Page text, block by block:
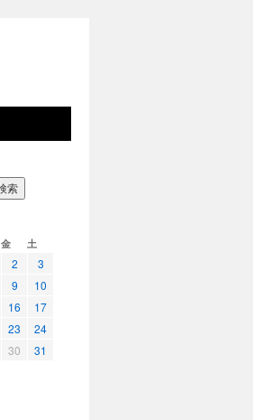
金 土
2
3
9
10
16
17
23
24
30 31